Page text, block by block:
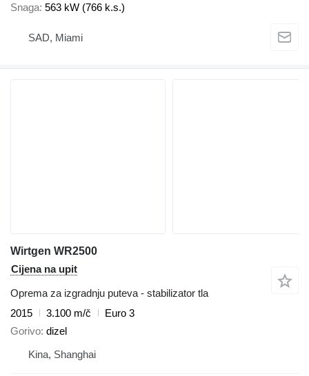
Snaga 563 kW (766 k.s.)
SAD, Miami
Wirtgen WR2500
Cijena na upit
Oprema za izgradnju puteva - stabilizator tla
2015
3.100 m/č
Euro 3
Gorivo dizel
Kina, Shanghai